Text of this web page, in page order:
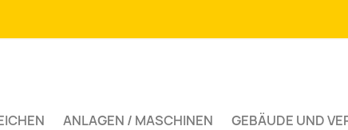
ANLAGEN / MASCHINEN GEBÄUDE UND